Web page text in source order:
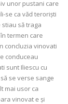
unor pustani care
se ca văd teroriști
stiau să traga
termen care
concluzia vinovati
conduceau
sunt Iliescu cu
se verse sange
mai usor ca
vinovat e și